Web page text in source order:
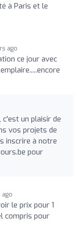
à Paris et le
ago
ce jour avec
un plaisir de
vos projets de
inscrire à notre
pour
ago
le prix pour 1
compris pour